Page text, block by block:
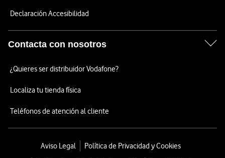
Declaración Accesibilidad
Contacta con nosotros
¿Quieres ser distribuidor Vodafone?
Localiza tu tienda física
Teléfonos de atención al cliente
Aviso Legal
Política de Privacidad y Cookies